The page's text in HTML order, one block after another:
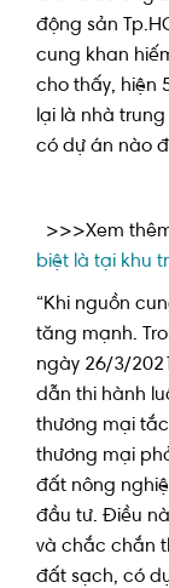
động sản
cung khan
cho thấy, hiện
lại là nhà
có dự án nào
>>>Xem
biệt là tại khu
“Khi nguồn
tăng mạnh.
ngày 26/3/
dẫn thi hành
thương mại
thương mại
đất nông
đầu tư. Điều
và chắc chắn
đất sạch, có